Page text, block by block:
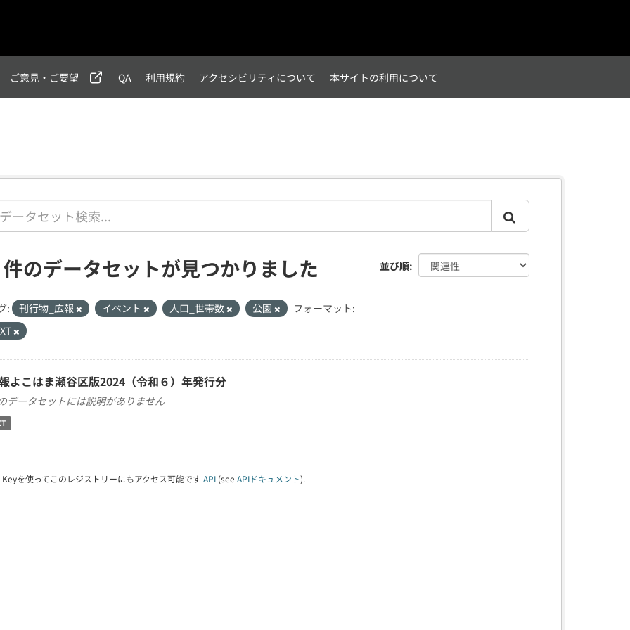
ご意見・ご要望 QA 利用規約 アクセシビリティについて 本サイトの利用について
並び順
のデータセットが見つかりました
: 刊行物_広報 イベント 人口_世帯数 公園
フォーマット:
よこはま瀬谷区版2024（令和６）年発行分
データセットには説明がありません
Keyを使ってこのレジストリーにもアクセス可能です API (see APIドキュメント).